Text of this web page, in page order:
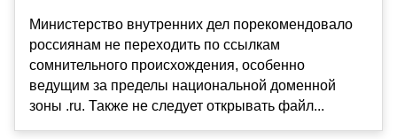
Министерство внутренних дел порекомендовало
россиянам не переходить по ссылкам
сомнительного происхождения, особенно
ведущим за пределы национальной доменной
зоны .ru. Также не следует открывать файл...